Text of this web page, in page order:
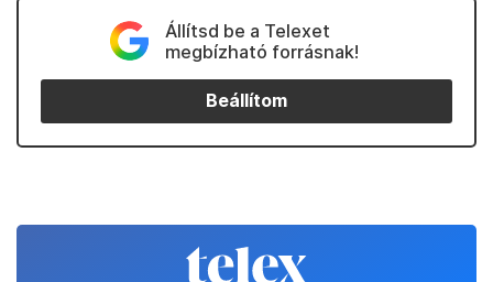
Állítsd be a Telexet
megbízható forrásnak!
Beállítom